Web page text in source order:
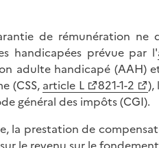
de rémunération ne
handicapées prévue par l'
adulte handicapé (AAH)
(CSS, article L 821-1-2 ),
général des impôts (CGI).
la prestation de